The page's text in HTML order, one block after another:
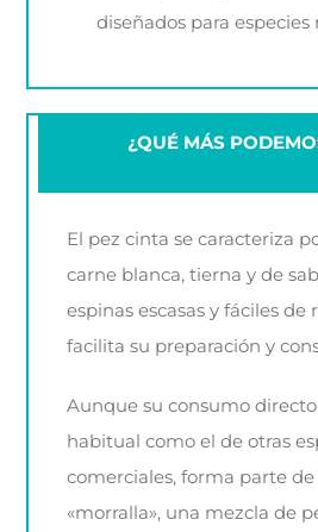
diseñados para especies
¿QUÉ MÁS
El pez cinta se caracteriza
carne blanca, tierna y de
espinas escasas y fáciles de
facilita su preparación y
Aunque su consumo
habitual como el de otras
comerciales, forma parte
«morralla», una mezcla de